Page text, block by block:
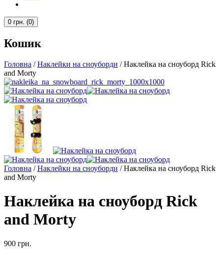
0 грн. (0)
Кошик
Головна /Наклейки на сноуборди / Наклейка на сноуборд Rick
and Morty
Головна /Наклейки на сноуборди / Наклейка на сноуборд Rick
and Morty
Наклейка на сноуборд Rick
and Morty
900 грн.